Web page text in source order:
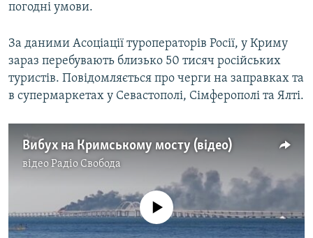
погодні умови.
За даними Асоціації туроператорів Росії, у Криму
зараз перебувають близько 50 тисяч російських
туристів. Повідомляється про черги на заправках та
в супермаркетах у Севастополі, Сімферополі та Ялті.
Вибух на Кримському мосту (відео)
відео Радіо Свобода
No media source currently available